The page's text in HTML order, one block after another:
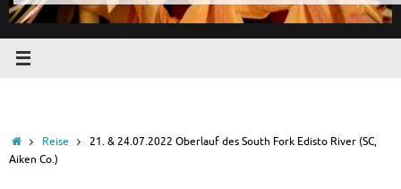
StartReise
21. & 24.07.2022 Oberlauf des South Fork Edisto River (SC,
Aiken Co.)